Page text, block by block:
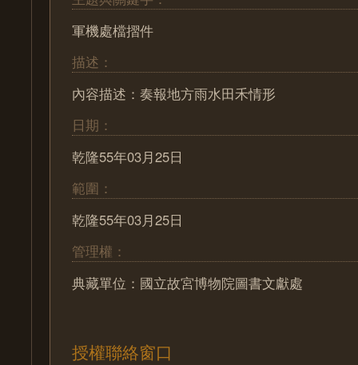
軍機處檔摺件
描述：
內容描述：奏報地方雨水田禾情形
日期：
乾隆55年03月25日
範圍：
乾隆55年03月25日
管理權：
典藏單位：國立故宮博物院圖書文獻處
授權聯絡窗口